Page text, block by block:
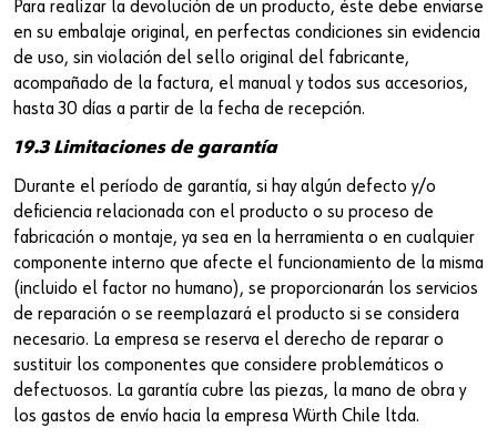
Para realizar la devolución de un producto, éste debe enviarse
en su embalaje original, en perfectas condiciones sin evidencia
de uso, sin violación del sello original del fabricante,
acompañado de la factura, el manual y todos sus accesorios,
hasta 30 días a partir de la fecha de recepción.
19.3 Limitaciones de garantía
Durante el período de garantía, si hay algún defecto y/o
deficiencia relacionada con el producto o su proceso de
fabricación o montaje, ya sea en la herramienta o en cualquier
componente interno que afecte el funcionamiento de la misma
(incluido el factor no humano), se proporcionarán los servicios
de reparación o se reemplazará el producto si se considera
necesario. La empresa se reserva el derecho de reparar o
sustituir los componentes que considere problemáticos o
defectuosos. La garantía cubre las piezas, la mano de obra y
los gastos de envío hacia la empresa Würth Chile ltda.